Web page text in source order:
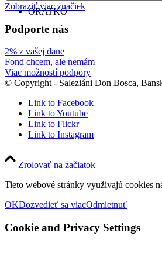
ORATKO
Zobraziť viac značiek
Podporte nás
2% z vašej dane
Fond chcem, ale nemám
Viac možností podpory
© Copyright - Saleziáni Don Bosca,
Link to Facebook
Link to Youtube
Link to Flickr
Link to Instagram
Zrolovať na začiatok
Tieto webové stránky využívajú cookies
OKDozvedieť sa viacOdmietnuť
Cookie and Privacy Settings